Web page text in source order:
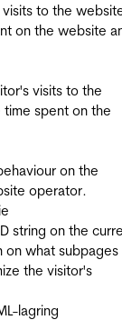
to the
on the website
visits to the
spent on the
on the
operator.
string on the
on what
the visitor's
lagring